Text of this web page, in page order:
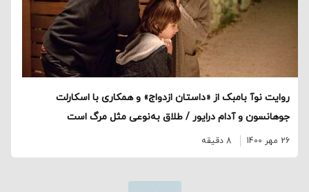
روایت نوآ بامبک از «داستان ازدواج» و همکاری با اسکارلت
جوهانسون و آدام درایور / طلاق به‌نوعی مثل مرگ است
26 مهر 1400 8 دقیقه